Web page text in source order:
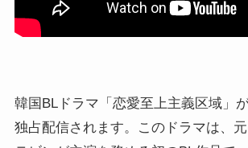
韓国BLドラマ「恋愛至上主義区域」
独占配信されます。このドラマは、元